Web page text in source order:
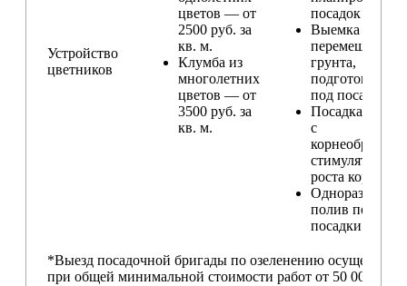
Устройство
цветников
цветов — от
2500 руб. за
кв. м.
Клумба из
многолетних
цветов — от
3500 руб. за
кв. м.
посадок
Выемка и
перемещение
грунта,
подготовка
под посадку
Посадка
с
стимулятором
роста корней
Одноразовый
полив после
посадки
*Выезд посадочной бригады по озеленению
при общей минимальной стоимости работ от 50 000,00